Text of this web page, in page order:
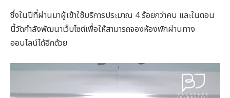
ซึ่งในปีที่ผ่านมาผู้เข้าใช้บริการประมาณ 4 ร้อยกว่าคน และในตอน
นี้วัดกำลังพัฒนาเว็บไซต์เพื่อให้สามารถจองห้องพักผ่านทาง
ออนไลน์ได้อีกด้วย